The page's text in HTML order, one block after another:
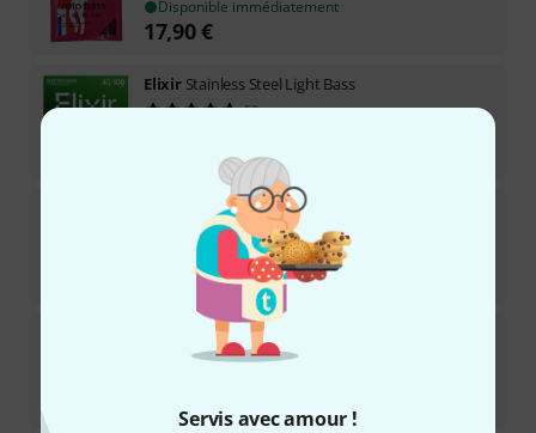
Servis avec amour !
Disponible immédiatement
17,90€
Elixir Stainless Steel Light Bass
50
EXL165TP
451
Disponible immédiatement
EXL170TP
175
€